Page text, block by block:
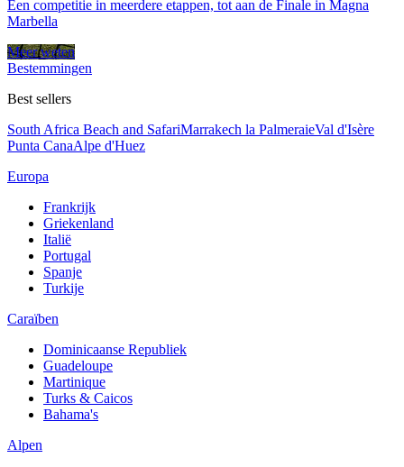
Een competitie in meerdere etappen, tot aan de Finale in Magna
Marbella
Meer weten
Bestemmingen
Best sellers
South Africa Beach and SafariMarrakech la PalmeraieVal d'Isère
Punta CanaAlpe d'Huez
Europa
Frankrijk
Griekenland
Italië
Portugal
Spanje
Turkije
Caraïben
Dominicaanse Republiek
Guadeloupe
Martinique
Turks & Caicos
Bahama's
Alpen